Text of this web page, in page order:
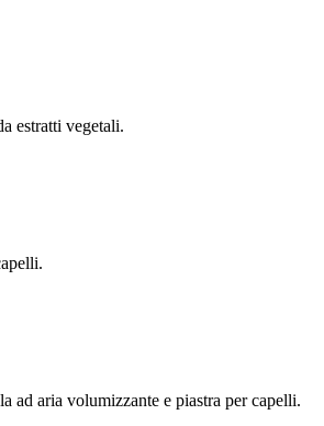
estratti vegetali.
ad aria volumizzante e piastra per capelli.